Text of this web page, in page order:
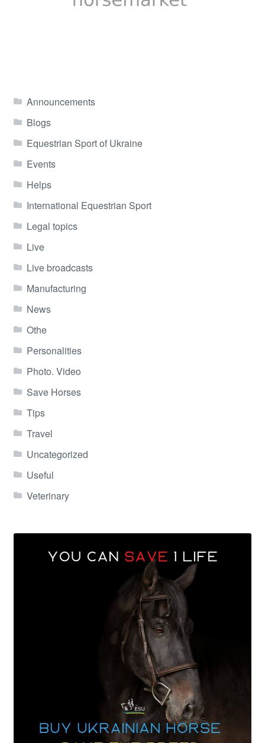
Announcements
Blogs
Equestrian Sport of Ukraine
Events
Helps
International Equestrian Sport
Legal topics
Live
Live broadcasts
Manufacturing
News
Othe
Personalities
Photo. Video
Save Horses
Tips
Travel
Uncategorized
Useful
Veterinary